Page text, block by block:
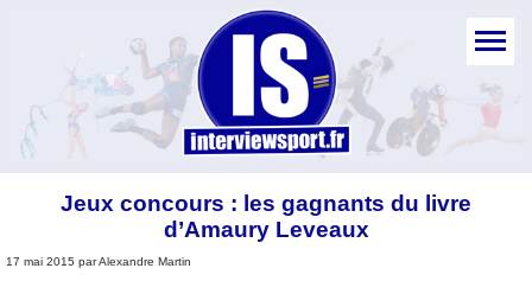
Jeux concours : les gagnants du livre
d’Amaury Leveaux
17 mai 2015 par Alexandre Martin